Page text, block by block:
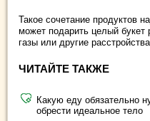
Такое сочетание продуктов
может подарить целый букет
газы или другие расстройства.
ЧИТАЙТЕ ТАКЖЕ
Какую еду обязательно
обрести идеальное тело